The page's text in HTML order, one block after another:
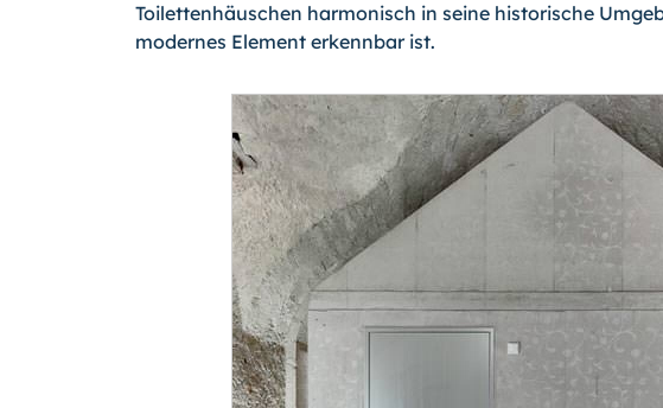
Toilettenhäuschen harmo­nisch in seine historische
modernes Element er­kennbar ist.